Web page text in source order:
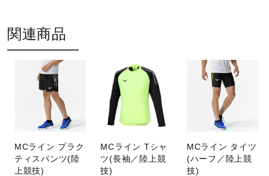
2025年春夏
関連商品
MCライン プラク
ティスパンツ(陸
上競技)
MCライン Tシャ
ツ(長袖／陸上競
技)
MCライン タイツ
(ハーフ／陸上競
技)